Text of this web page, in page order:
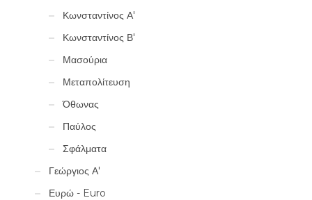
Κωνσταντίνος Α'
Κωνσταντίνος Β'
Μασούρια
Μεταπολίτευση
Όθωνας
Παύλος
Σφάλματα
Γεώργιος Α'
Ευρώ - Euro